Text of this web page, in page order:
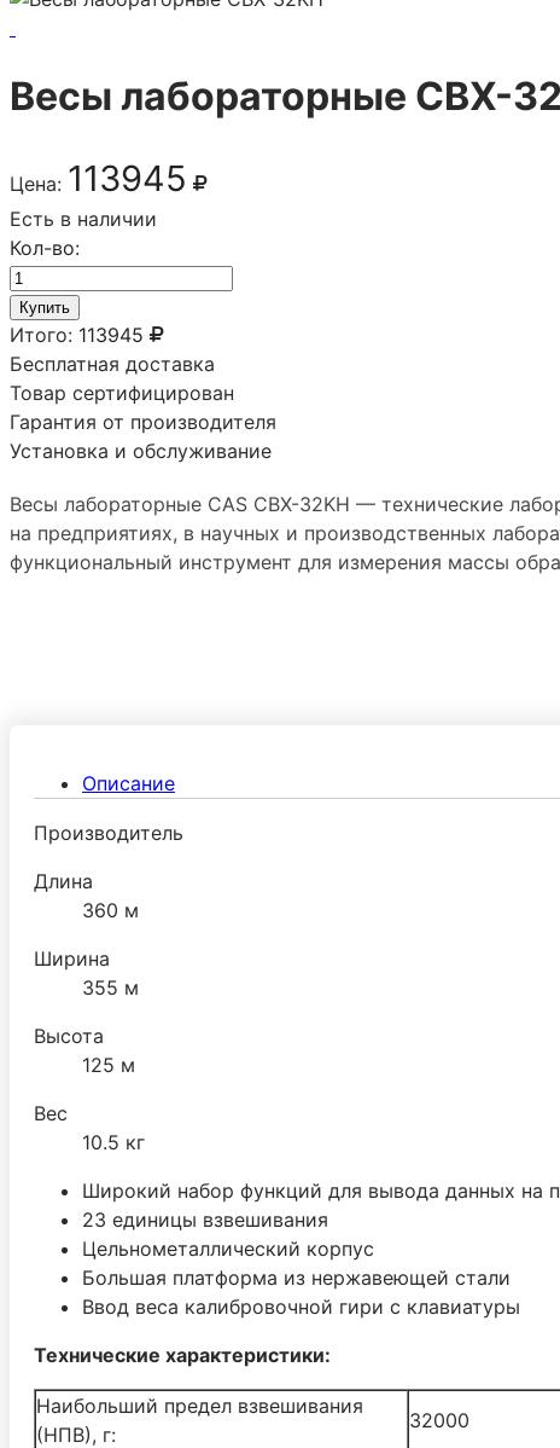
Весы лабораторные CBX-
Цена: 113945
Есть в наличии
Кол-во:
Купить
Итого: 113945
Бесплатная доставка
Товар сертифицирован
Гарантия от производителя
Установка и обслуживание
Весы лабораторные CAS CBX-32KH — технические
на предприятиях, в научных и производственных
функциональный инструмент для измерения массы
Описание
Производитель
Длина
360 м
Ширина
355 м
Высота
125 м
Вес
10.5 кг
Широкий набор функций для вывода данных на
23 единицы взвешивания
Цельнометаллический корпус
Большая платформа из нержавеющей стали
Ввод веса калибровочной гири с клавиатуры
Технические характеристики:
Наибольший предел взвешивания
(НПВ), г:
32000